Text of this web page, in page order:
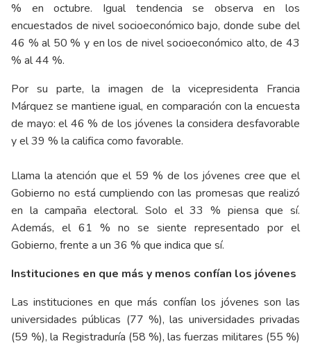
% en octubre. Igual tendencia se observa en los
encuestados de nivel socioeconómico bajo, donde sube del
46 % al 50 % y en los de nivel socioeconómico alto, de 43
% al 44 %.
Por su parte, la imagen de la vicepresidenta Francia
Márquez se mantiene igual, en comparación con la encuesta
de mayo: el 46 % de los jóvenes la considera desfavorable
y el 39 % la califica como favorable.
Llama la atención que el 59 % de los jóvenes cree que el
Gobierno no está cumpliendo con las promesas que realizó
en la campaña electoral. Solo el 33 % piensa que sí.
Además, el 61 % no se siente representado por el
Gobierno, frente a un 36 % que indica que sí.
Instituciones en que más y menos confían los jóvenes
Las instituciones en que más confían los jóvenes son las
universidades públicas (77 %), las universidades privadas
(59 %), la Registraduría (58 %), las fuerzas militares (55 %)